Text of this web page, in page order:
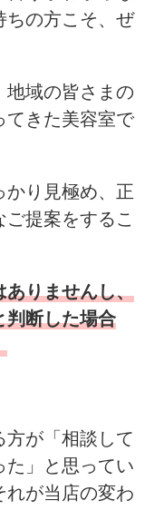
の方こそ、ぜ
地域の皆さまの
てきた美容室で
かり見極め、正
提案をするこ
ありませんし、
判断した場合
が「相談して
た」と思ってい
れが当店の変わ